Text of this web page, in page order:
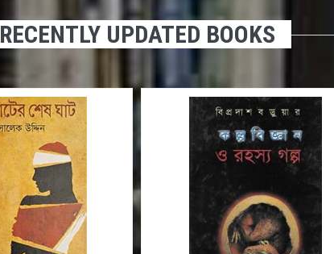
RECENTLY UPDATED BOOKS